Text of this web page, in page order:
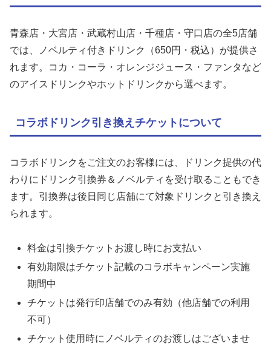
青森店・大宮店・武蔵村山店・千種店・守口店の全5店舗
では、ノベルティ付きドリンク（650円・税込）が提供さ
れます。コカ・コーラ・オレンジジュース・ファンタなど
のアイスドリンクやホットドリンクから選べます。
コラボドリンク引き換えチケットについて
コラボドリンクをご注文のお客様には、ドリンク提供の代
わりにドリンク引換券＆ノベルティを受け取ることもでき
ます。引換券は後日同じ店舗にて対象ドリンクと引き換え
られます。
料金は引換チケットお渡し時にお支払い
有効期限はチケット記載のコラボキャンペーン実施
期間中
チケットは発行印店舗でのみ有効（他店舗での利用
不可）
チケット使用時にノベルティのお渡しはございませ